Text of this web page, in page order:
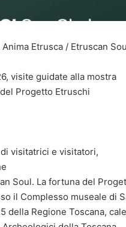
Etrusca / Etruscan
visite guidate alla mostra
Progetto Etruschi
visitatrici e visitatori,
Soul. La fortuna del
il Complesso museale di
della Regione Toscana,